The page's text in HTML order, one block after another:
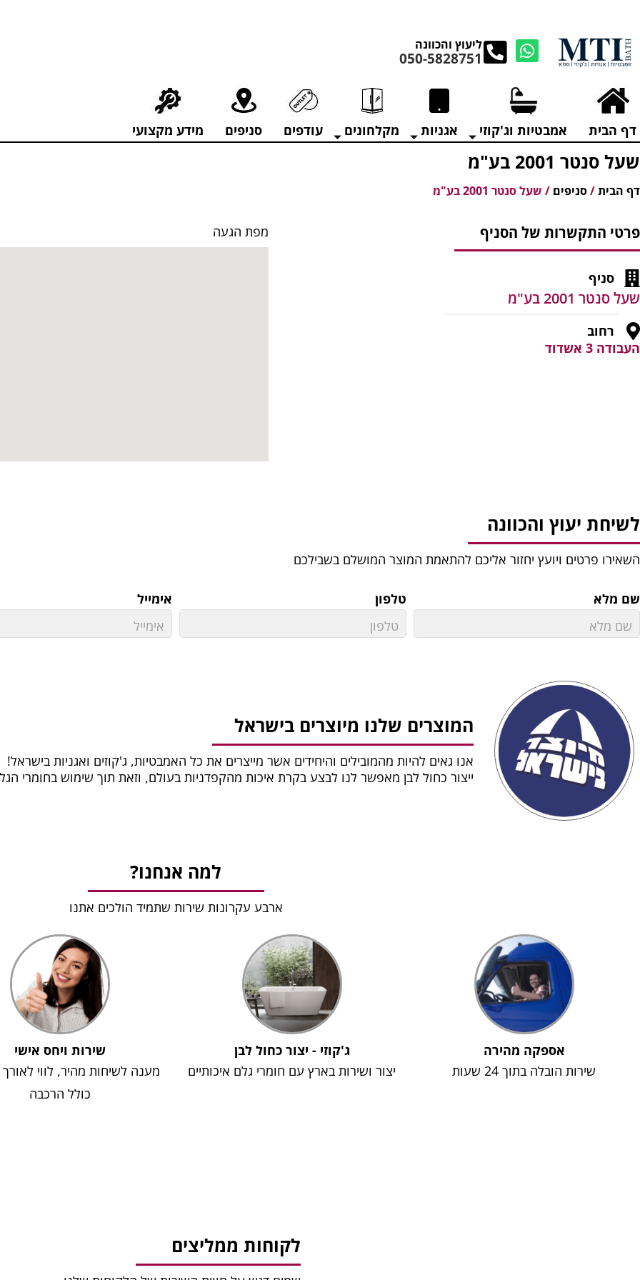
ליעוץ והכוונה
050-5828751
דף הבית אמבטיות וג'קוזי אגניות מקלחונים עודפים סניפים מידע מקצועי
שעל סנטר 2001 בע"מ
דף הבית/סניפים / שעל סנטר 2001 בע"מ
פרטי התקשרות של הסניף
סניף
שעל סנטר 2001 בע"מ
רחוב
העבודה 3 אשדוד
מפת הגעה
לשיחת יעוץ והכוונה
השאירו פרטים ויועץ יחזור אליכם להתאמת המוצר המושלם בשבילכם
שם מלא טלפון
אימייל
המוצרים שלנו מיוצרים בישראל
אנו גאים להיות מהמובילים והיחידים אשר מייצרים את כל האמבטיות, ג'קוזים ואגניות בישראל!
ייצור כחול לבן מאפשר לנו לבצע בקרת איכות מהקפדניות בעולם, וזאת תוך שימוש בחומרי
למה אנחנו?
ארבע עקרונות שירות שתמיד הולכים אתנו
אספקה מהירה
שירות הובלה בתוך 24 שעות
ג'קוזי - יצור כחול לבן
יצור ושירות בארץ עם חומרי גלם איכותיים
שירות ויחס אישי
מענה לשיחות מהיר, לווי
כולל הרכבה
לקוחות ממליצים